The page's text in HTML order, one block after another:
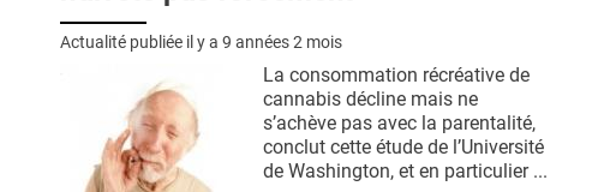
Actualité publiée il y a 9 années 2 mois
La consommation récréative de
cannabis décline mais ne
s’achève pas avec la parentalité,
conclut cette étude de l’Université
de Washington, et en particulier ...